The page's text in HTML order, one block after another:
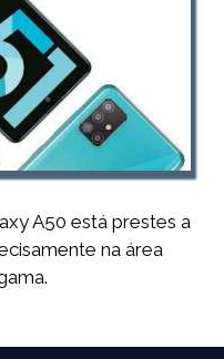
A50 está prestes a
na área